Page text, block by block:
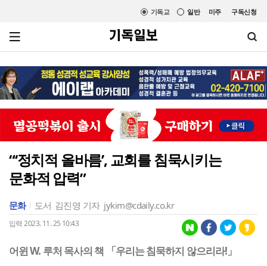
미주 구독신청
일반
기독교
“‘정치적 올바름’, 교회를 침묵시키는
문화적 압력”
문화 도서 김진영 기자 jykim@cdaily.co.kr
입력 2023. 11. 25 10:43
어윈 W. 루처 목사의 책 「우리는 침묵하지 않으리라!」